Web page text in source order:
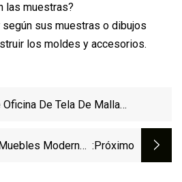
las muestras?
según sus muestras o dibujos
los moldes y accesorios.
Oficina De Tela De Malla
Para Ordenador, Sillas
Con Reposabrazos Ajustable 3D
Modernos :próximo